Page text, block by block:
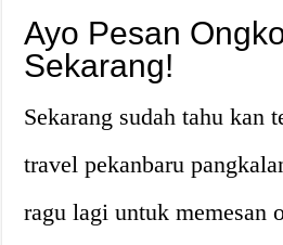
Ayo Pesan
Sekarang!
Sekarang sudah tahu kan
travel pekanbaru
ragu lagi untuk memesan